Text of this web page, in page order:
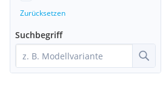
Zurücksetzen
Suchbegriff